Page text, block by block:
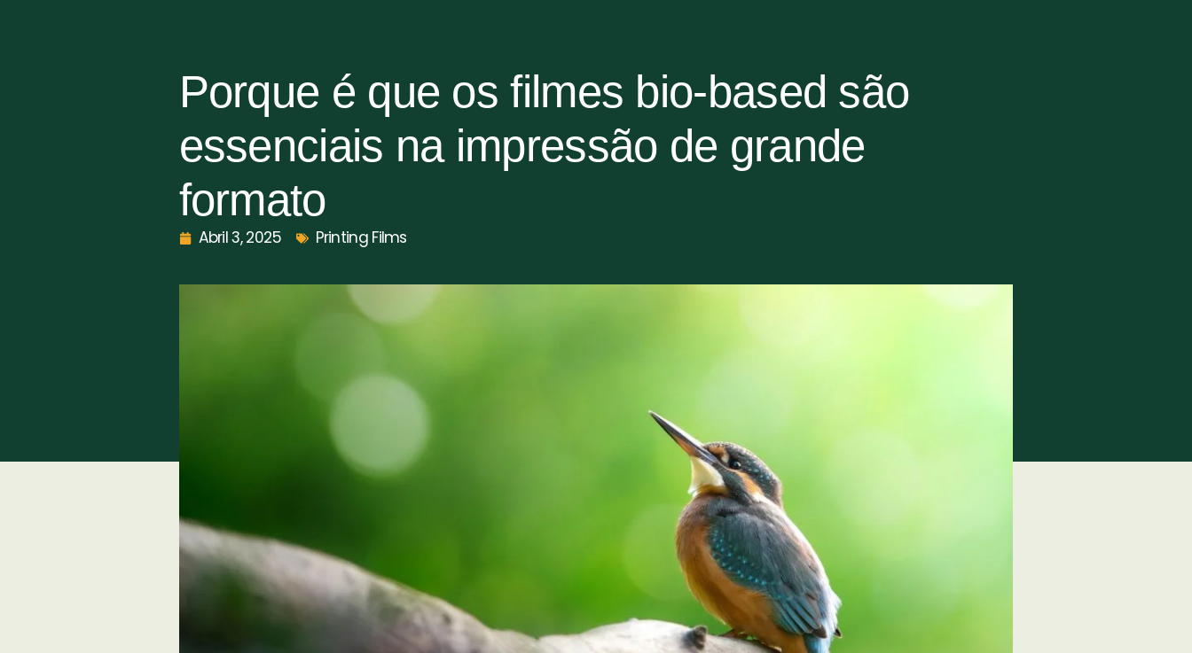
Porque é que os filmes bio-based são
essenciais na impressão de grande
formato
Abril 3, 2025 Printing Films